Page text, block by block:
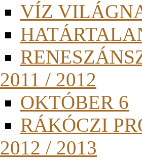
VÍZ
2011 / 2012
OKTÓBER 6
RÁKÓCZI
2012 / 2013